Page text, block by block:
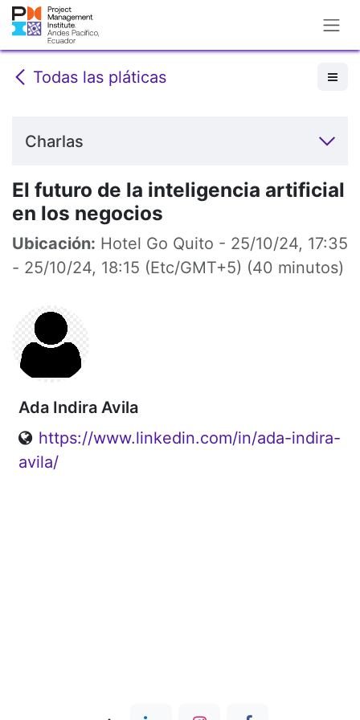
Ir al contenido
Todas las pláticas
Charlas
El futuro de la inteligencia artificial
en los negocios
Ubicación: Hotel Go Quito - 25/10/24, 17:35
- 25/10/24, 18:15 (Etc/GMT+5) (40 minutos)
Ada Indira Avila
https://www.linkedin.com/in/ada-indira-
avila/